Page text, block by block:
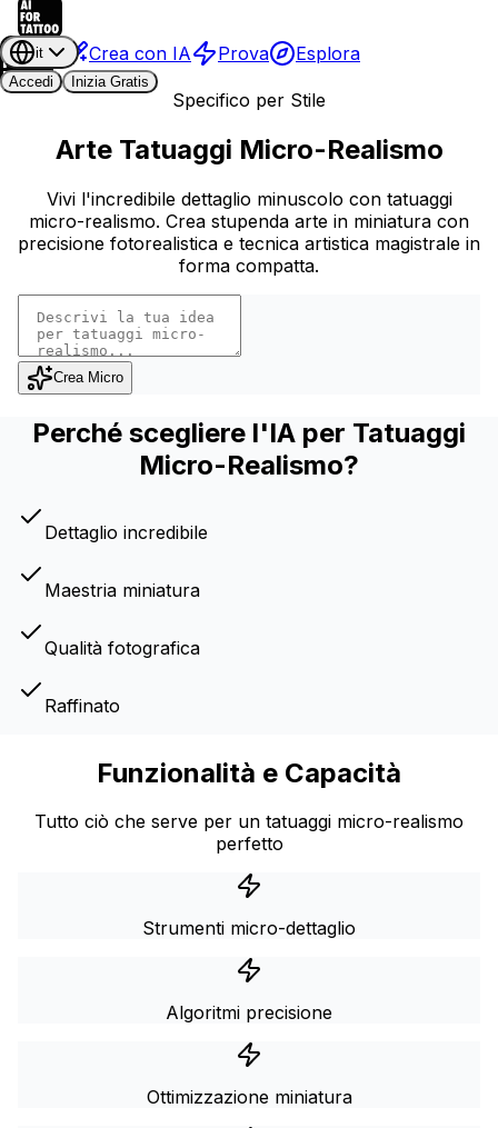
Crea con IA Prova Esplora
it
Accedi
Inizia Gratis
Specifico per Stile
Arte Tatuaggi Micro-Realismo
Vivi l'incredibile dettaglio minuscolo con tatuaggi
micro-realismo. Crea stupenda arte in miniatura con
precisione fotorealistica e tecnica artistica magistrale in
forma compatta.
Crea Micro
Perché scegliere l'IA per Tatuaggi
Micro-Realismo?
Dettaglio incredibile
Maestria miniatura
Qualità fotografica
Raffinato
Funzionalità e Capacità
Tutto ciò che serve per un tatuaggi micro-realismo
perfetto
Strumenti micro-dettaglio
Algoritmi precisione
Ottimizzazione miniatura